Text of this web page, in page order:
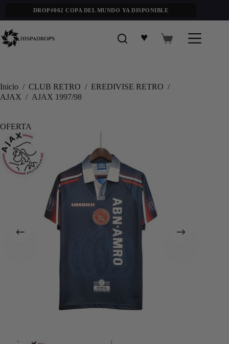
DROP#002 COPA DEL MUNDO YA DISPONIBLE
♥
Inicio / CLUB RETRO / EREDIVISE RETRO /
AJAX / AJAX 1997/98
OFERTA